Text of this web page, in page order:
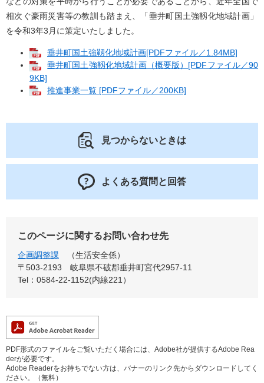
相次ぐ豪雨災害等の教訓も踏まえ、「垂井町国土強靱化地域計画」
を令和3年3月に策定いたしました。
垂井町国土強靱化地域計画[PDFファイル／1.84MB]
垂井町国土強靱化地域計画（概要版）[PDFファイル／90
9KB]
推進事業一覧 [PDFファイル／200KB]
見つからないときは
よくある質問と回答
このページに関するお問い合わせ先
企画調整課
生活安全係
〒503-2193
岐阜県不破郡垂井町宮代2957-11
Tel：0584-22-1152(内線221）
PDF形式のファイルをご覧いただく場合には、Adobe社が提供するAdobe Rea
derが必要です。
Adobe Readerをお持ちでない方は、バナーのリンク先からダウンロードしてく
ださい。（無料）